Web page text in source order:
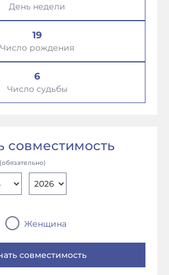
День недели
19
Число рождения
6
Число судьбы
совместимость
(обязательно)
Женщина